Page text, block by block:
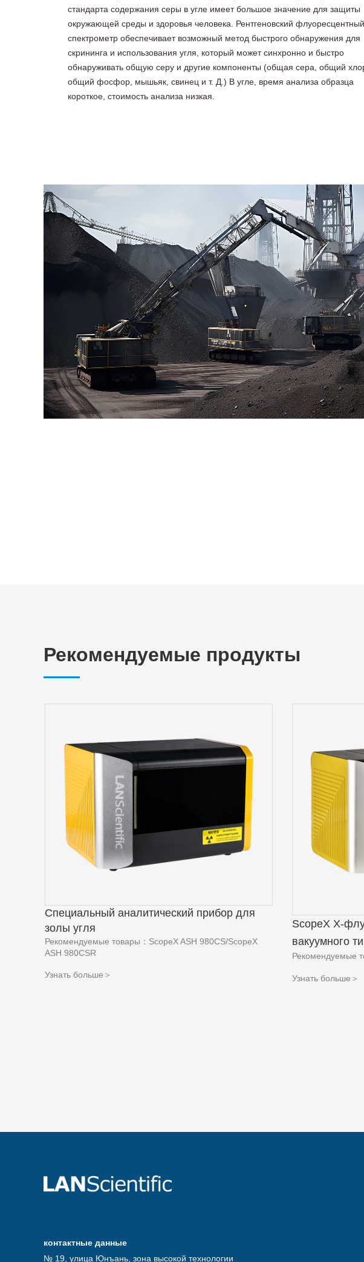
стандарта содержания серы в угле имеет большое значение для защиты
окружающей среды и здоровья человека. Рентгеновский флуоресцентный
спектрометр обеспечивает возможный метод быстрого обнаружения для
скрининга и использования угля, который может синхронно и быстро
обнаруживать общую серу и другие компоненты (общая сера, общий
общий фосфор, мышьяк, свинец и т. Д.) В угле, время анализа образца
короткое, стоимость анализа низкая.
Рекомендуемые продукты
Специальный аналитический прибор для
золы угля
Рекомендуемые товары：ScopeX ASH 980CS/ScopeX
ASH 980CSR
Узнать больше＞
ScopeX Х-
вакуумного
Рекомендуемые
Узнать больше＞
контактные данные
№ 19, улица Юнъань, зона высокой технологии